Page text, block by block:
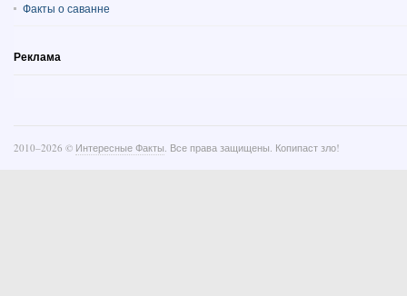
Факты о саванне
Реклама
2010–2026 © Интересные Факты. Все права защищены. Копипаст зло!